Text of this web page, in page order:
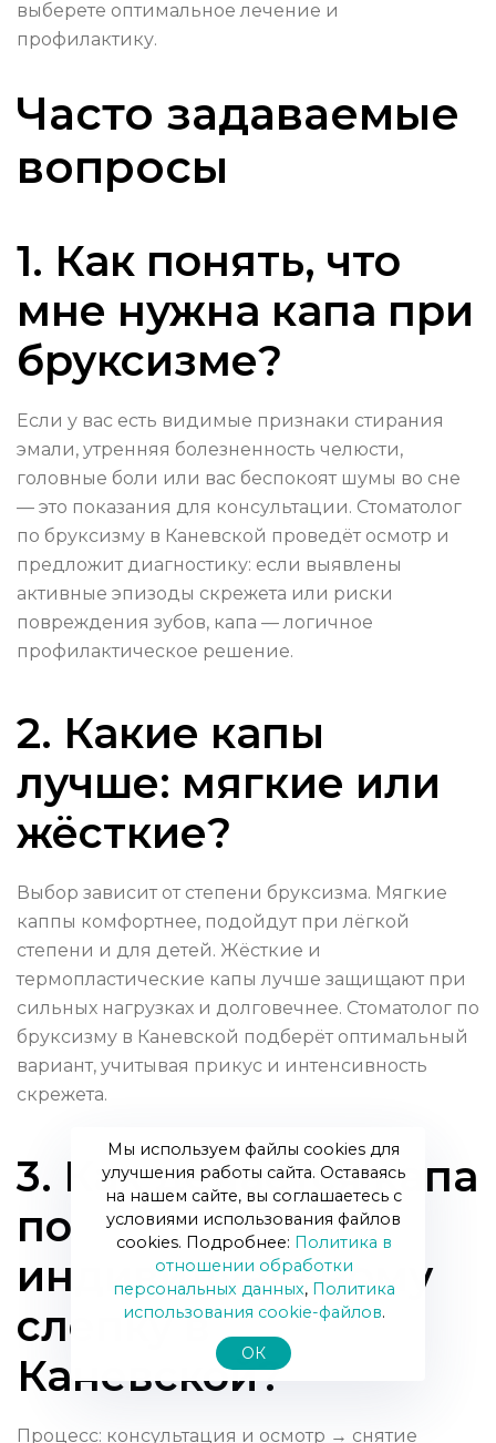
выберете оптимальное лечение и
профилактику.
Часто задаваемые
вопросы
1. Как понять, что
мне нужна капа при
бруксизме?
Если у вас есть видимые признаки стирания
эмали, утренняя болезненность челюсти,
головные боли или вас беспокоят шумы во сне
— это показания для консультации. Стоматолог
по бруксизму в Каневской проведёт осмотр и
предложит диагностику: если выявлены
активные эпизоды скрежета или риски
повреждения зубов, капа — логичное
профилактическое решение.
2. Какие капы
лучше: мягкие или
жёсткие?
Выбор зависит от степени бруксизма. Мягкие
каппы комфортнее, подойдут при лёгкой
степени и для детей. Жёсткие и
термопластические капы лучше защищают при
сильных нагрузках и долговечнее. Стоматолог по
бруксизму в Каневской подберёт оптимальный
вариант, учитывая прикус и интенсивность
скрежета.
3. Как делается капа
по
индивидуальному
слепку в
Каневской?
Процесс: консультация и осмотр → снятие
Мы используем файлы cookies для
улучшения работы сайта. Оставаясь
на нашем сайте, вы соглашаетесь с
условиями использования файлов
cookies. Подробнее: Политика в
отношении обработки
персональных данных, Политика
использования сookie-файлов.
ОК